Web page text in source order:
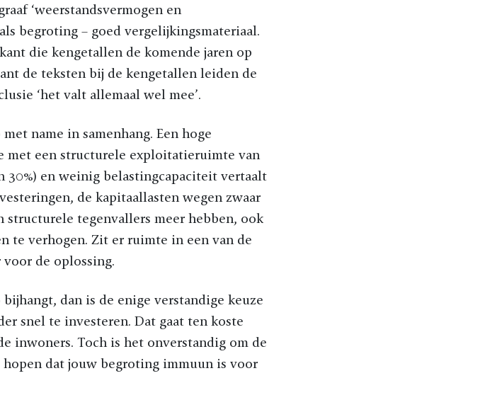
‘weerstandsvermogen en
begroting – goed vergelijkingsmateriaal.
die kengetallen de komende jaren op
de teksten bij de kengetallen leiden de
‘het valt allemaal wel mee’.
name in samenhang. Een hoge
met een structurele exploitatieruimte van
en weinig belastingcapaciteit vertaalt
de kapitaallasten wegen zwaar
structurele tegenvallers meer hebben, ook
te verhogen. Zit er ruimte in een van de
de oplossing.
dan is de enige verstandige keuze
snel te investeren. Dat gaat ten koste
inwoners. Toch is het onverstandig om de
dat jouw begroting immuun is voor